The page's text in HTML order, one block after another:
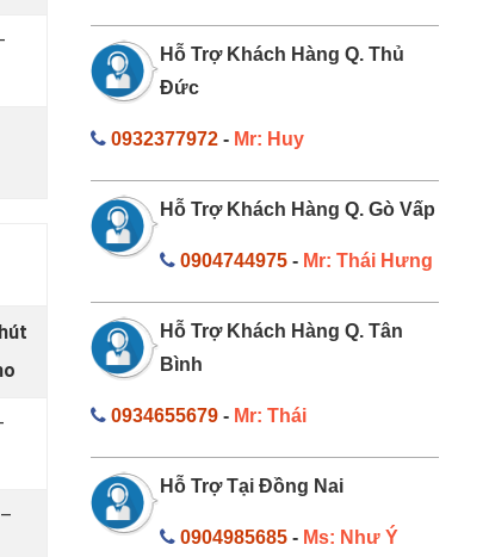
Hỗ Trợ Khách Hàng Q. Thủ
Đức
0932377972- Mr: Huy
Hỗ Trợ Khách Hàng Q. Gò Vấp
0904744975 - Mr: Thái Hưng
Hỗ Trợ Khách Hàng Q. Tân
Bình
0934655679- Mr: Thái
Hỗ Trợ Tại Đồng Nai
0904985685 - Ms: Như Ý